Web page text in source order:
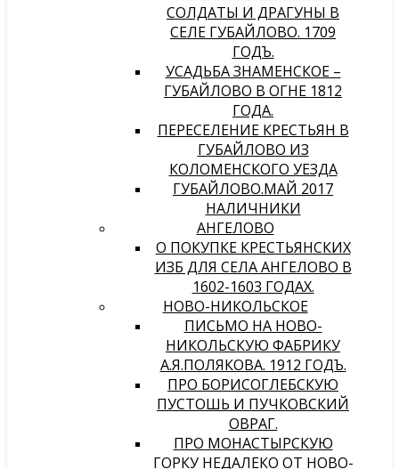
СОЛДАТЫ И ДРАГУНЫ В
СЕЛЕ ГУБАЙЛОВО. 1709
ГОДЪ.
УСАДЬБА ЗНАМЕНСКОЕ –
ГУБАЙЛОВО В ОГНЕ 1812
ГОДА.
ПЕРЕСЕЛЕНИЕ КРЕСТЬЯН В
ГУБАЙЛОВО ИЗ
КОЛОМЕНСКОГО УЕЗДА
ГУБАЙЛОВО.МАЙ 2017
НАЛИЧНИКИ
АНГЕЛОВО
О ПОКУПКЕ КРЕСТЬЯНСКИХ
ИЗБ ДЛЯ СЕЛА АНГЕЛОВО В
1602-1603 ГОДАХ.
НОВО-НИКОЛЬСКОЕ
ПИСЬМО НА НОВО-
НИКОЛЬСКУЮ ФАБРИКУ
А.Я.ПОЛЯКОВА. 1912 ГОДЪ.
ПРО БОРИСОГЛЕБСКУЮ
ПУСТОШЬ И ПУЧКОВСКИЙ
ОВРАГ.
ПРО МОНАСТЫРСКУЮ
ГОРКУ НЕДАЛЕКО ОТ НОВО-